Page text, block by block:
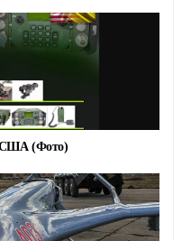
США (Фото)